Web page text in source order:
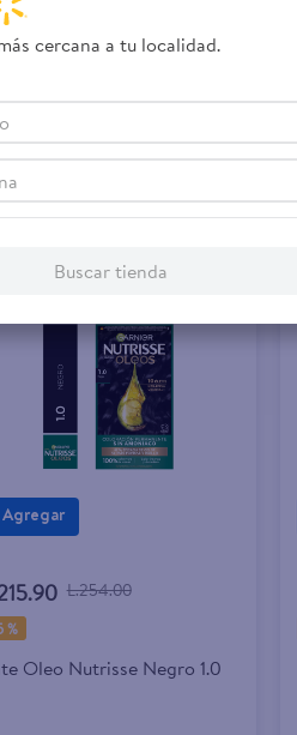
Agregar
L.254.00
%
Oleo Nutrisse Negro 1.0
cercana a tu localidad.
Buscar tienda